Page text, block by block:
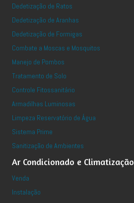
Dedetização de Ratos
Dedetização de Aranhas
Dedetização de Formigas
Combate a Moscas e Mosquitos
Manejo de Pombos
Tratamento de Solo
Controle Fitossanitário
Armadilhas Luminosas
Limpeza Reservatório de Água
Sistema Prime
Sanitização de Ambientes
Ar Condicionado e Climatização
Venda
Instalação